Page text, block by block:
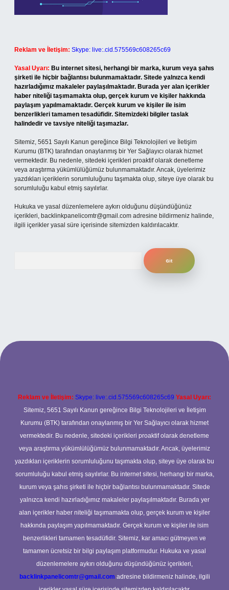
Reklam ve İletişim: Skype: live:.cid.575569c608265c69
Yasal Uyarı: Bu internet sitesi, herhangi bir marka, kurum veya şahıs
şirketi ile hiçbir bağlantısı bulunmamaktadır. Sitede yalnızca kendi
hazırladığımız makaleler paylaşılmaktadır. Burada yer alan içerikler
haber niteliği taşımamakta olup, gerçek kurum ve kişiler hakkında
paylaşım yapılmamaktadır. Gerçek kurum ve kişiler ile isim
benzerlikleri tamamen tesadüfidir. Sitemizdeki bilgiler taslak
halindedir ve tavsiye niteliği taşımazlar.
Sitemiz, 5651 Sayılı Kanun gereğince Bilgi Teknolojileri ve İletişim
Kurumu (BTK) tarafından onaylanmış bir Yer Sağlayıcı olarak hizmet
vermektedir. Bu nedenle, sitedeki içerikleri proaktif olarak denetleme
veya araştırma yükümlülüğümüz bulunmamaktadır. Ancak, üyelerimiz
yazdıkları içeriklerin sorumluluğunu taşımakta olup, siteye üye olarak bu
sorumluluğu kabul etmiş sayılırlar.
Hukuka ve yasal düzenlemelere aykırı olduğunu düşündüğünüz
içerikleri, backlinkpanelicomtr@gmail.com adresine bildirmeniz halinde,
ilgili içerikler yasal süre içerisinde sitemizden kaldırılacaktır.
Reklam ve İletişim: Skype: live:.cid.575569c608265c69 Yasal Uyarı:
Sitemiz, 5651 Sayılı Kanun gereğince Bilgi Teknolojileri ve İletişim
Kurumu (BTK) tarafından onaylanmış bir Yer Sağlayıcı olarak hizmet
vermektedir. Bu nedenle, sitedeki içerikleri proaktif olarak denetleme
veya araştırma yükümlülüğümüz bulunmamaktadır. Ancak, üyelerimiz
yazdıkları içeriklerin sorumluluğunu taşımakta olup, siteye üye olarak bu
sorumluluğu kabul etmiş sayılırlar. Bu internet sitesi, herhangi bir marka,
kurum veya şahıs şirketi ile hiçbir bağlantısı bulunmamaktadır. Sitede
yalnızca kendi hazırladığımız makaleler paylaşılmaktadır. Burada yer
alan içerikler haber niteliği taşımamakta olup, gerçek kurum ve kişiler
hakkında paylaşım yapılmamaktadır. Gerçek kurum ve kişiler ile isim
benzerlikleri tamamen tesadüfidir. Sitemiz, kar amacı gütmeyen ve
tamamen ücretsiz bir bilgi paylaşım platformudur. Hukuka ve yasal
düzenlemelere aykırı olduğunu düşündüğünüz içerikleri,
backlinkpanelicomtr@gmail.com adresine bildirmeniz halinde, ilgili